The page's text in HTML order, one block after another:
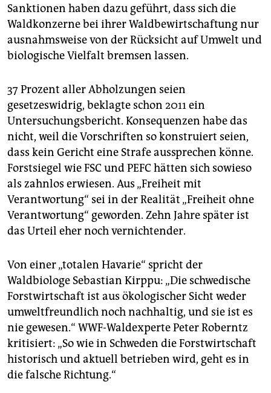
Sanktionen haben dazu geführt, dass sich die
Waldkonzerne bei ihrer Waldbewirtschaftung nur
ausnahmsweise von der Rücksicht auf Umwelt und
biologische Vielfalt bremsen lassen.
37 Prozent aller Abholzungen seien
gesetzeswidrig, beklagte schon 2011 ein
Untersuchungsbericht. Konsequenzen habe das
nicht, weil die Vorschriften so konstruiert seien,
dass kein Gericht eine Strafe aussprechen könne.
Forstsiegel wie FSC und PEFC hätten sich sowieso
als zahnlos erwiesen. Aus „Freiheit mit
Verantwortung“ sei in der Realität „Freiheit ohne
Verantwortung“ geworden. Zehn Jahre später ist
das Urteil eher noch vernichtender.
Von einer „totalen Havarie“ spricht der
Waldbiologe Sebastian Kirppu: „Die schwedische
Forstwirtschaft ist aus ökologischer Sicht weder
umweltfreundlich noch nachhaltig, und sie ist es
nie gewesen.“ WWF-Waldexperte Peter Roberntz
kritisiert: „So wie in Schweden die Forstwirtschaft
historisch und aktuell betrieben wird, geht es in
die falsche Richtung.“